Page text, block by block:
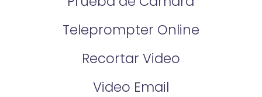
Teleprompter Online
Recortar Video
Video Email